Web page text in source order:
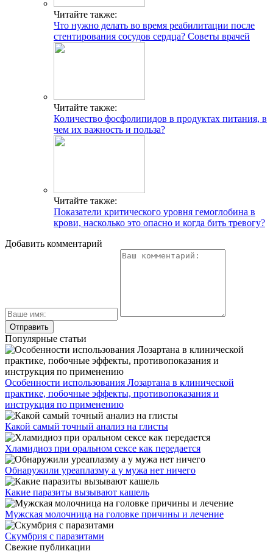
Читайте также:
Что нужно делать во время реабилитации после
стентирования сосудов сердца? Советы врачей
Читайте также:
Количество фосфолипидов в продуктах питания, в
чем их важность и польза?
Читайте также:
Показатели критического уровня гемоглобина в
крови, насколько это опасно и когда бить тревогу?
Добавить комментарий
Популярные статьи
Особенности использования Лозартана в клинической
практике, побочные эффекты, противопоказания и
инструкция по применению
Какой самый точный анализ на глисты
Хламидиоз при оральном сексе как передается
Обнаружили уреаплазму а у мужа нет ничего
Какие паразиты вызывают кашель
Мужская молочница на головке причины и лечение
Скумбрия с паразитами
Свежие публикации